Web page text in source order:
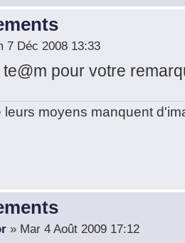
7 Déc 2008 13:33
pour votre
leurs moyens manquent
» Mar 4 Août 2009 17:12